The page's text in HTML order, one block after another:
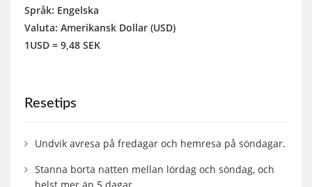
Språk: Engelska
Valuta: Amerikansk Dollar (USD)
1USD = 9,48 SEK
Resetips
Undvik avresa på fredagar och hemresa på söndagar.
Stanna borta natten mellan lördag och söndag, och